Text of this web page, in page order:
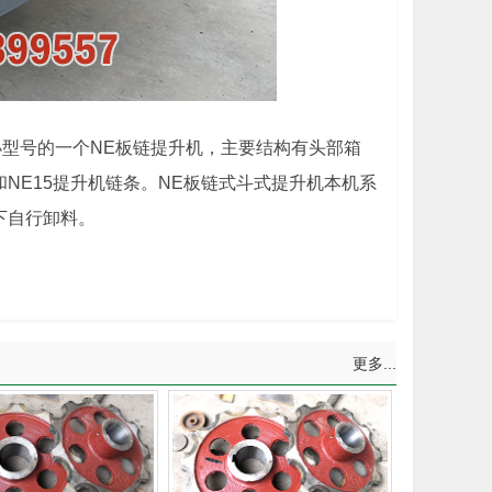
号的一个NE板链提升机，主要结构有头部箱
提升机链条。NE板链式斗式提升机本机系
行卸料。
更多...